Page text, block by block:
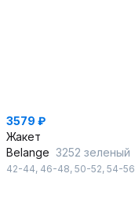
3579 ₽
Жакет
Belange 3252 зеленый
42-44, 46-48, 50-52, 54-56